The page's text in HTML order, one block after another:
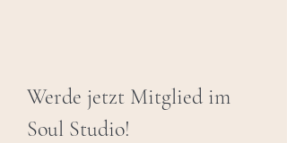
Werde jetzt Mitglied im
Soul Studio!